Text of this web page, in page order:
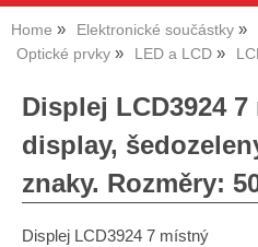
Home Elektronické součástky
Optické prvky
LED a LCD
Displej LCD3924
display,
znaky. Rozměry:
Displej LCD3924 7 místný